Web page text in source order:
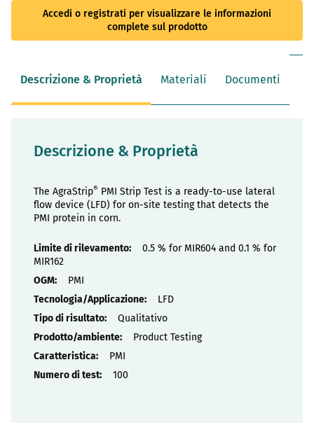
Accedi o registrati per visualizzare le informazioni
complete sul prodotto
Descrizione & Proprietà Materiali Documenti
Descrizione & Proprietà
The AgraStrip® PMI Strip Test is a ready-to-use lateral
flow device (LFD) for on-site testing that detects the
PMI protein in corn.
Proprietà
0.5 % for MIR604 and 0.1 % for
MIR162
PMI
LFD
Qualitativo
Product Testing
PMI
100